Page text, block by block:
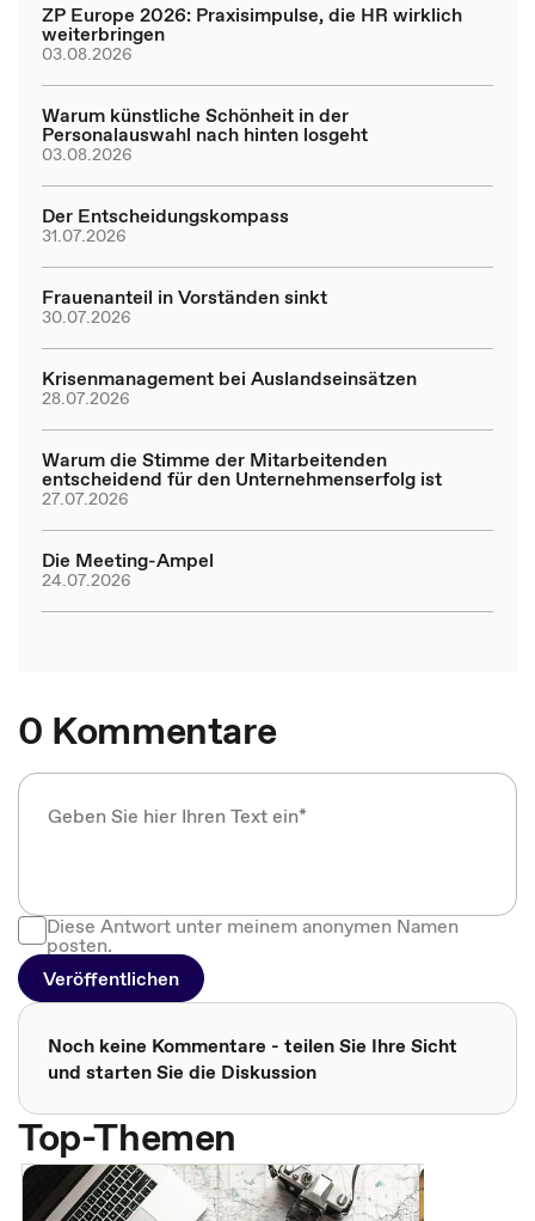
ZP Europe 2026: Praxisimpulse, die HR wirklich
weiterbringen
03.08.2026
Warum künstliche Schönheit in der
Personalauswahl nach hinten losgeht
03.08.2026
Der Entscheidungskompass
31.07.2026
Frauenanteil in Vorständen sinkt
30.07.2026
Krisenmanagement bei Auslandseinsätzen
28.07.2026
Warum die Stimme der Mitarbeitenden
entscheidend für den Unternehmenserfolg ist
27.07.2026
Die Meeting-Ampel
24.07.2026
0 Kommentare
Diese Antwort unter meinem anonymen Namen
posten.
Veröffentlichen
Noch keine Kommentare - teilen Sie Ihre Sicht
und starten Sie die Diskussion
Top-Themen